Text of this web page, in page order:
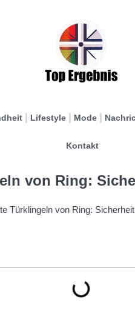
Lifestyle Mode
Kontakt
von Ring: